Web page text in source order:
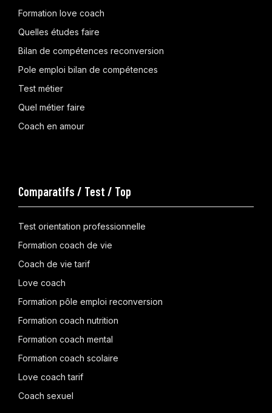
Formation love coach
Quelles études faire
Bilan de compétences reconversion
Pole emploi bilan de compétences
Test métier
Quel métier faire
Coach en amour
Comparatifs / Test / Top
Test orientation professionnelle
Formation coach de vie
Coach de vie tarif
Love coach
Formation pôle emploi reconversion
Formation coach nutrition
Formation coach mental
Formation coach scolaire
Love coach tarif
Coach sexuel